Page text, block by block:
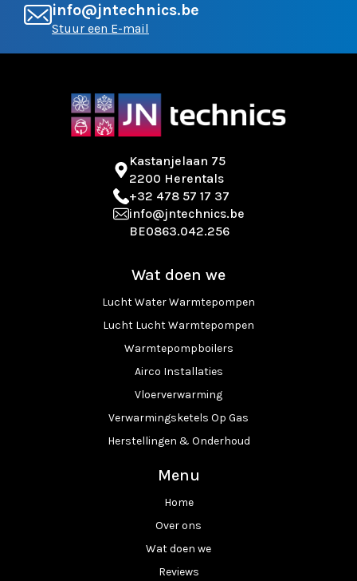
info@jntechnics.be
Stuur een E-mail
Kastanjelaan 75
2200 Herentals
+32 478 57 17 37
info@jntechnics.be
BE0863.042.256
Wat doen we
Lucht Water Warmtepompen
Lucht Lucht Warmtepompen
Warmtepompboilers
Airco Installaties
Vloerverwarming
Verwarmingsketels Op Gas
Herstellingen & Onderhoud
Menu
Home
Over ons
Wat doen we
Reviews